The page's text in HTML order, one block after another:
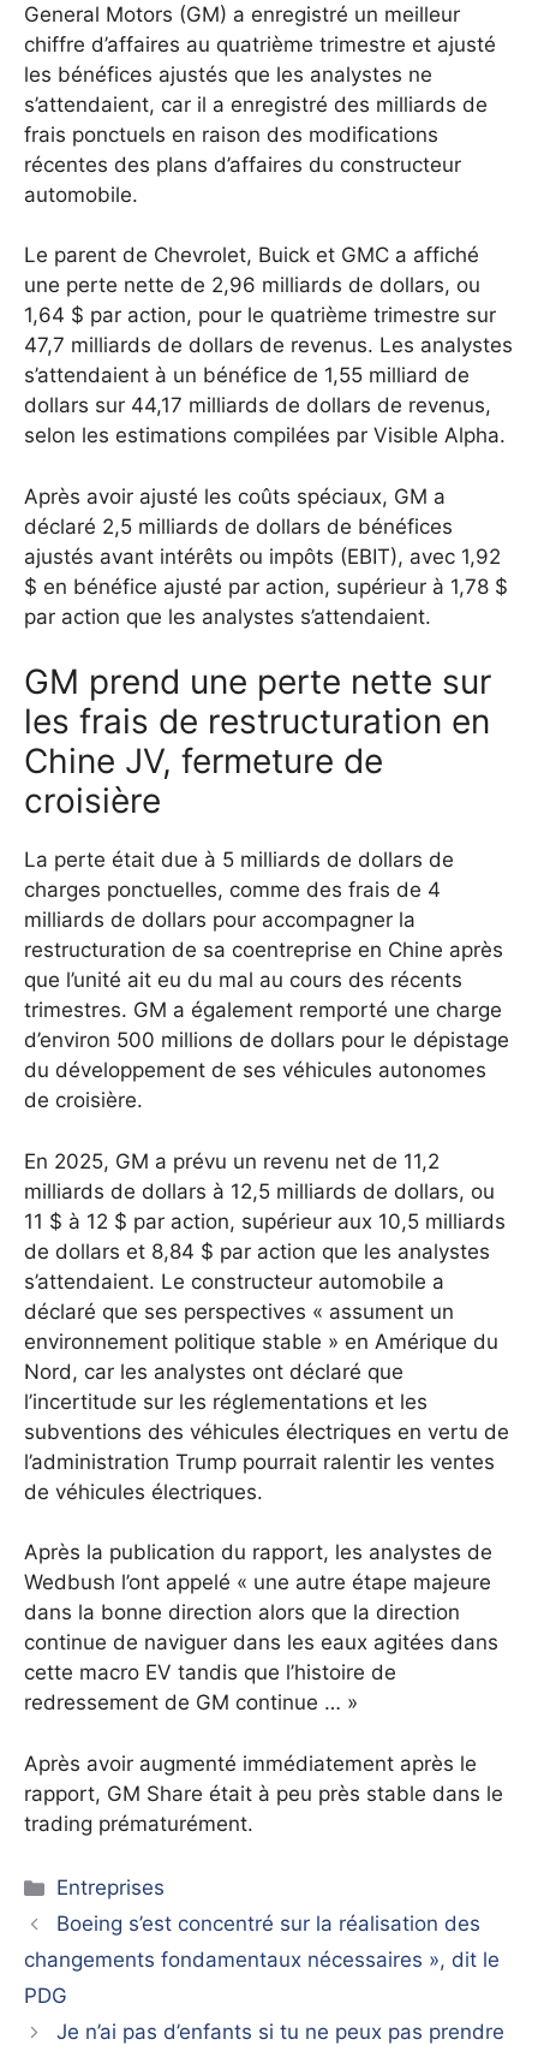
General Motors (GM) a enregistré un meilleur
chiffre d’affaires au quatrième trimestre et ajusté
les bénéfices ajustés que les analystes ne
s’attendaient, car il a enregistré des milliards de
frais ponctuels en raison des modifications
récentes des plans d’affaires du constructeur
automobile.
Le parent de Chevrolet, Buick et GMC a affiché
une perte nette de 2,96 milliards de dollars, ou
1,64 $ par action, pour le quatrième trimestre sur
47,7 milliards de dollars de revenus. Les analystes
s’attendaient à un bénéfice de 1,55 milliard de
dollars sur 44,17 milliards de dollars de revenus,
selon les estimations compilées par Visible Alpha.
Après avoir ajusté les coûts spéciaux, GM a
déclaré 2,5 milliards de dollars de bénéfices
ajustés avant intérêts ou impôts (EBIT), avec 1,92
$ en bénéfice ajusté par action, supérieur à 1,78 $
par action que les analystes s’attendaient.
GM prend une perte nette sur
les frais de restructuration en
Chine JV, fermeture de
croisière
La perte était due à 5 milliards de dollars de
charges ponctuelles, comme des frais de 4
milliards de dollars pour accompagner la
restructuration de sa coentreprise en Chine après
que l’unité ait eu du mal au cours des récents
trimestres. GM a également remporté une charge
d’environ 500 millions de dollars pour le dépistage
du développement de ses véhicules autonomes
de croisière.
En 2025, GM a prévu un revenu net de 11,2
milliards de dollars à 12,5 milliards de dollars, ou
11 $ à 12 $ par action, supérieur aux 10,5 milliards
de dollars et 8,84 $ par action que les analystes
s’attendaient. Le constructeur automobile a
déclaré que ses perspectives « assument un
environnement politique stable » en Amérique du
Nord, car les analystes ont déclaré que
l’incertitude sur les réglementations et les
subventions des véhicules électriques en vertu de
l’administration Trump pourrait ralentir les ventes
de véhicules électriques.
Après la publication du rapport, les analystes de
Wedbush l’ont appelé « une autre étape majeure
dans la bonne direction alors que la direction
continue de naviguer dans les eaux agitées dans
cette macro EV tandis que l’histoire de
redressement de GM continue … »
Après avoir augmenté immédiatement après le
rapport, GM Share était à peu près stable dans le
trading prématurément.
Catégories
Entreprises
Boeing s’est concentré sur la réalisation des
changements fondamentaux nécessaires », dit le
PDG
Je n’ai pas d’enfants si tu ne peux pas prendre